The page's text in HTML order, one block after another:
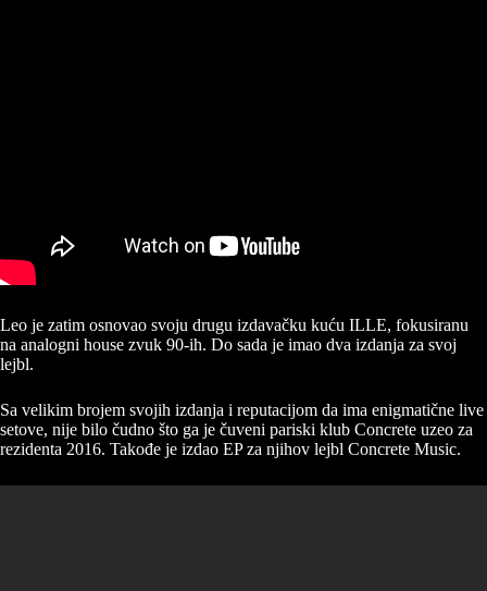
Leo je zatim osnovao svoju drugu izdavačku kuću ILLE, fokusiranu
na analogni house zvuk 90-ih. Do sada je imao dva izdanja za svoj
lejbl.
Sa velikim brojem svojih izdanja i reputacijom da ima enigmatične live
setove, nije bilo čudno što ga je čuveni pariski klub Concrete uzeo za
rezidenta 2016. Takođe je izdao EP za njihov lejbl Concrete Music.